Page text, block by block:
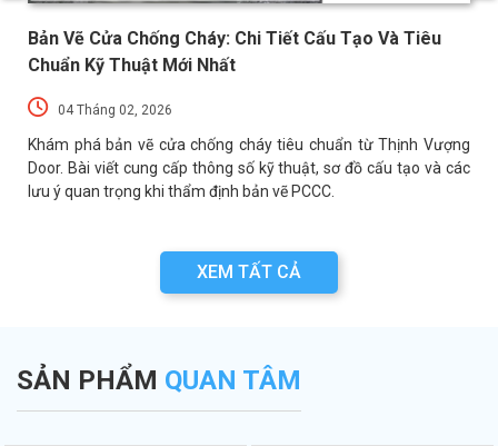
Bản Vẽ Cửa Chống Cháy: Chi Tiết Cấu Tạo Và Tiêu
Chuẩn Kỹ Thuật Mới Nhất
04 Tháng 02, 2026
Khám phá bản vẽ cửa chống cháy tiêu chuẩn từ Thịnh Vượng
Door. Bài viết cung cấp thông số kỹ thuật, sơ đồ cấu tạo và các
lưu ý quan trọng khi thẩm định bản vẽ PCCC.
XEM TẤT CẢ
SẢN PHẨM QUAN TÂM